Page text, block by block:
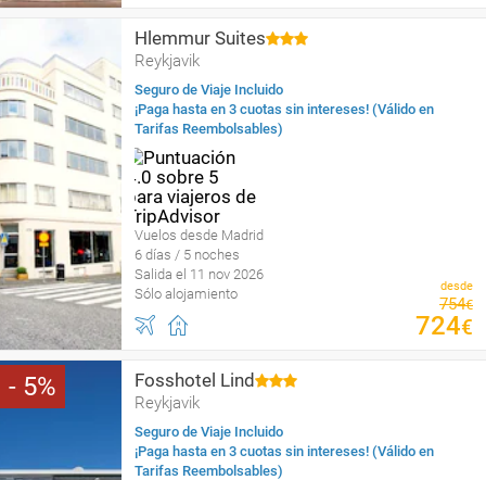
Hlemmur Suites
Reykjavik
Seguro de Viaje Incluido
¡Paga hasta en 3 cuotas sin intereses! (Válido en
Tarifas Reembolsables)
Vuelos desde Madrid
6 días / 5 noches
Salida el 11 nov 2026
Sólo alojamiento
desde
754€
724€
5 Fosshotel Lind
Reykjavik
Seguro de Viaje Incluido
¡Paga hasta en 3 cuotas sin intereses! (Válido en
Tarifas Reembolsables)